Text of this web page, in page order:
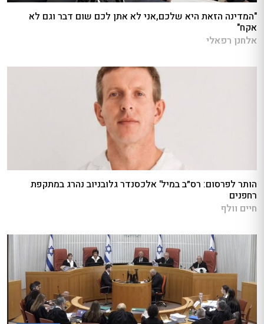
"המדינה הזאת היא שלכם,אני לא אתן לכם שום דבר וגם לא
אקח"
אלחנן רפאלי
הותר לפרסום: רס״ב במיל' אלכסנדר גלובניוב נהרג במתקפת
רחפנים
חיים וולף